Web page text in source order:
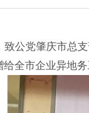
致公党肇庆市总
给全市企业异地